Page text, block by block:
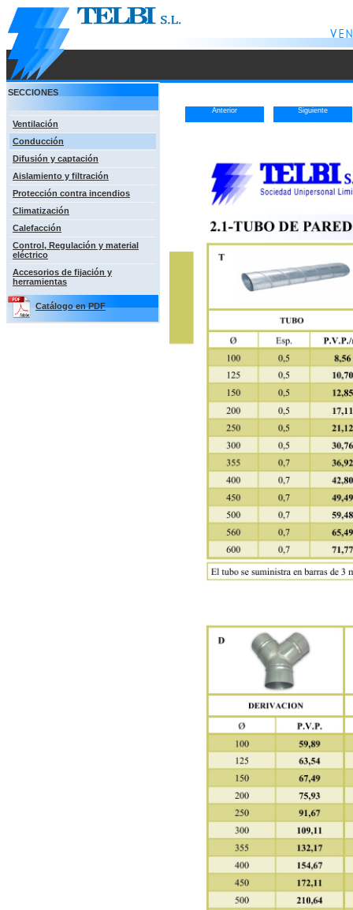
SECCIONES
Ventilación
Conducción
Difusión y captación
Aislamiento y filtración
Protección contra incendios
Climatización
Calefacción
Control, Regulación y material
eléctrico
Accesorios de fijación y
herramientas
Catálogo en PDF
Anterior Siguiente